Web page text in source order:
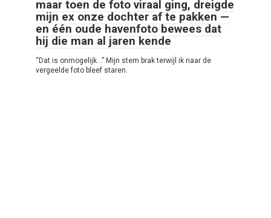
maar toen de foto viraal ging, dreigde
mijn ex onze dochter af te pakken —
en één oude havenfoto bewees dat
hij die man al jaren kende
“Dat is onmogelijk…” Mijn stem brak terwijl ik naar de
vergeelde foto bleef staren.